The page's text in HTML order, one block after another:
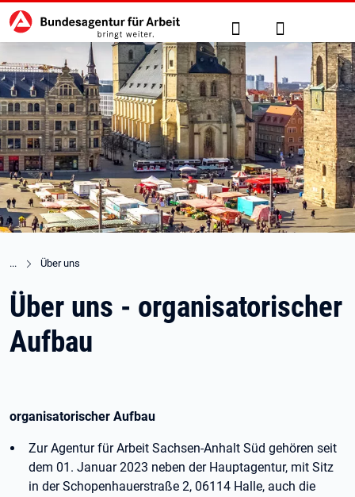
zu den Hauptinhalten springen
Hauptnavigation Suche Anmelden
Über uns
Über uns - organisatorischer
Aufbau
organisatorischer Aufbau
Zur Agentur für Arbeit Sachsen-Anhalt Süd gehören seit
dem 01. Januar 2023 neben der Hauptagentur, mit Sitz
in der Schopenhauerstraße 2, 06114 Halle, auch die